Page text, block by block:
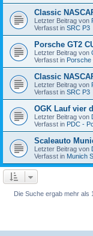
Classic
Letzter Beitrag von
Verfasst in SRC P3
Porsche GT2
Letzter Beitrag von
Verfasst in Porsche
Classic
Letzter Beitrag von
Verfasst in SRC P3
OGK Lauf vier
Letzter Beitrag von
Verfasst in PDC -
Scaleauto
Letzter Beitrag von
Verfasst in Munich
Die Suche ergab mehr als